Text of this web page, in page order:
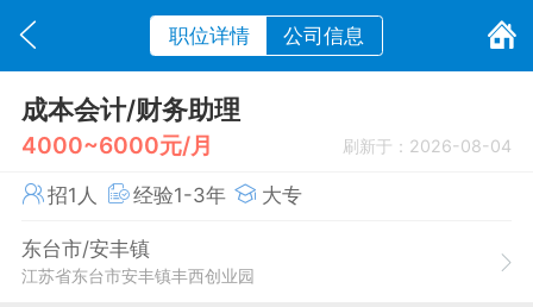
职位详情 公司信息
成本会计/财务助理
4000~6000元/月 刷新于：2026-08-04
招1人 经验1-3年 大专
东台市/安丰镇
江苏省东台市安丰镇丰西创业园